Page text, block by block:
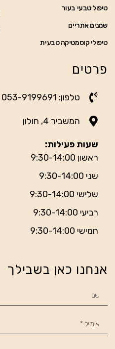
טיפול טבעי בעור
שמנים אתריים
טיפולי קוסמטיקה טבעית
פרטים
טלפון: 053-9199691
המשביר 4, חולון
שעות פעילות:
ראשון 9:30-14:00
שני 9:30-14:00
שלישי 9:30-14:00
רביעי 9:30-14:00
חמישי 9:30-14:00
אנחנו כאן בשבילך